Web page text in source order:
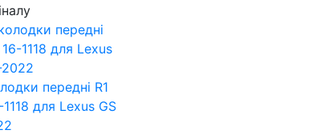
передні R1
для Lexus GS